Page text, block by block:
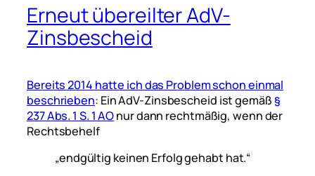
Erneut übereilter AdV-
Zinsbescheid
Bereits 2014 hatte ich das Problem schon einmal
beschrieben: Ein AdV-Zinsbescheid ist gemäß§
237 Abs. 1 S. 1 AOnur dann rechtmäßig, wenn der
Rechtsbehelf
„endgültig keinen Erfolg gehabt hat.“